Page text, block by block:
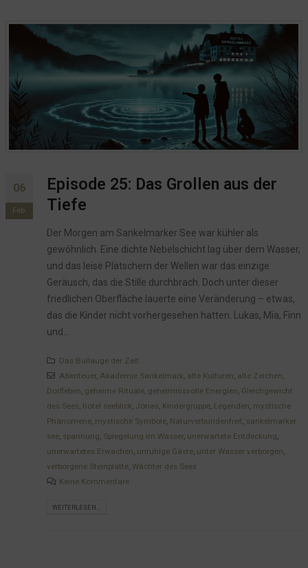
06
Feb.
Episode 25: Das Grollen aus der
Tiefe
Der Morgen am Sankelmarker See war kühler als
gewöhnlich. Eine dichte Nebelschicht lag über dem Wasser,
und das leise Plätschern der Wellen war das einzige
Geräusch, das die Stille durchbrach. Doch unter dieser
friedlichen Oberfläche lauerte eine Veränderung – etwas,
das die Kinder nicht vorhergesehen hatten. Lukas, Mia, Finn
und...
Das Bullauge der Zeit
Abenteuer, Akademie Sankelmark, alte Kulturen, alte Zeichen,
Dorfleben, geheime Rituale, geheimnisvolle Energien, Gleichgewicht
des Sees, hotel seeblick, Jonas, Kindergruppe, Legenden, mystische
Phänomene, mystische Symbole, Naturverbundenheit, sankelmarker
see, spannung, Spiegelung im Wasser, unerwartete Entdeckung,
unerwartetes Erwachen, unruhige Gäste, unter Wasser verborgen,
verborgene Steinplatte, Wächter des Sees
Keine Kommentare
WEITERLESEN...